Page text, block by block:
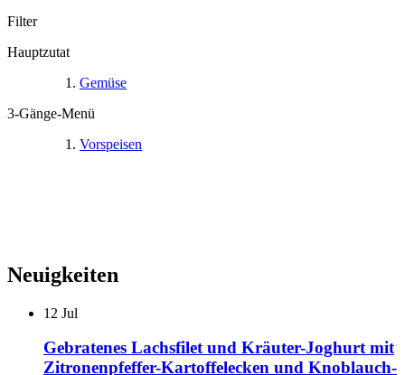
Filter
Hauptzutat
Gemüse
3-Gänge-Menü
Vorspeisen
Neuigkeiten
12 Jul
Gebratenes Lachsfilet und Kräuter-Joghurt mit
Zitronenpfeffer-Kartoffelecken und Knoblauch-